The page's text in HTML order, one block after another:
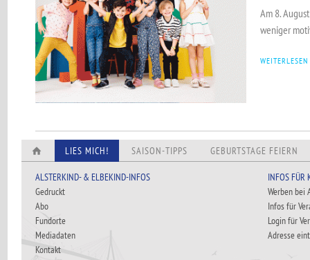
Am 8.
weniger
WEITERLESEN
LIES MICH! SAISON-TIPPS GEBURTSTAGE FEIERN
ALSTERKIND- & ELBEKIND-INFOS
Gedruckt
Abo
Fundorte
Mediadaten
Kontakt
INFOS FÜR
Werben bei
Infos für
Login für
Adresse